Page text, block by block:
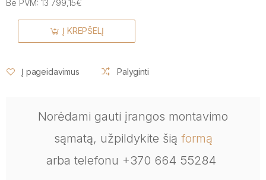
Be PVM: 13 799,15€
Į KREPŠELĮ
Į pageidavimus Palyginti
Norėdami gauti įrangos montavimo
sąmatą, užpildykite šią formą
arba telefonu +370 664 55284